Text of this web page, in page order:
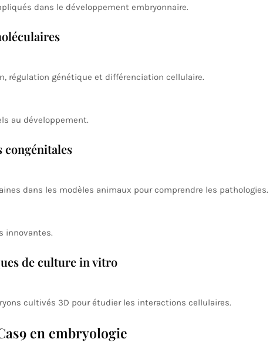
dans le développement embryonnaire.
régulation génétique et différenciation cellulaire.
au développement.
congénitales
dans les modèles animaux pour comprendre les pathologies.
innovantes.
de culture in vitro
cultivés 3D pour étudier les interactions cellulaires.
en embryologie